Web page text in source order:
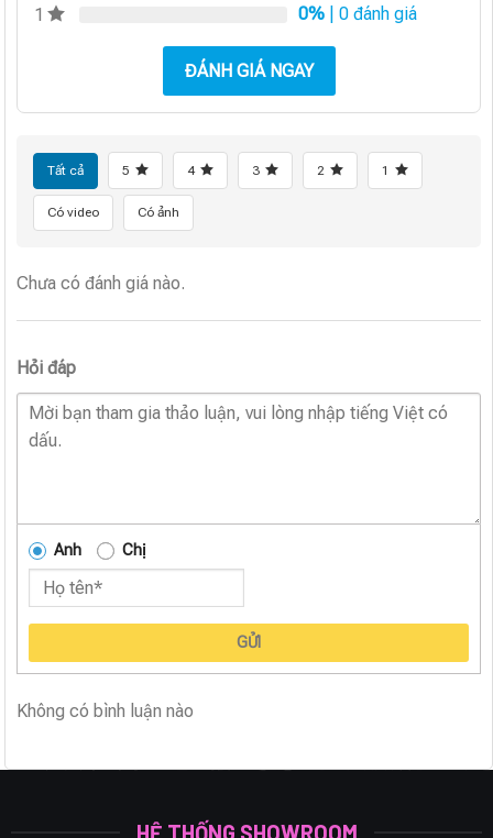
1
0% | 0 đánh giá
ĐÁNH GIÁ NGAY
Tất cả 5 4 3 2 1
Có video Có ảnh
Chưa có đánh giá nào.
Hỏi đáp
Anh Chị
GỬI
Không có bình luận nào
HỆ THỐNG SHOWROOM